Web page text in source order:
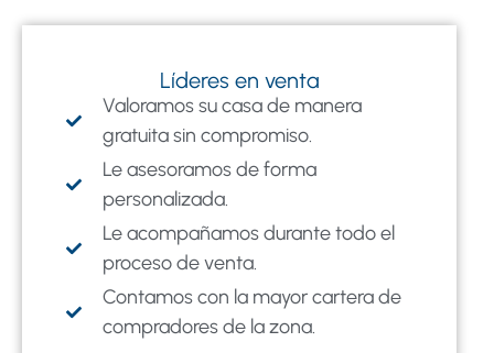
Líderes en venta
Valoramos su casa de manera
gratuita sin compromiso.
Le asesoramos de forma
personalizada.
Le acompañamos durante todo el
proceso de venta.
Contamos con la mayor cartera de
compradores de la zona.